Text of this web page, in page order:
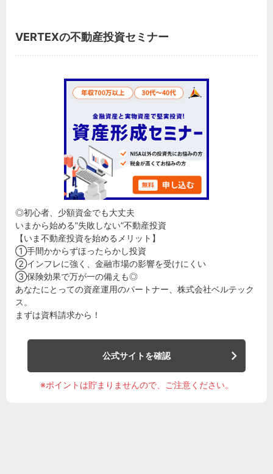
VERTEXの不動産投資セミナー
◎初心者、少額資金でも大丈夫
いまから始める”失敗しない”不動産投資
【いま不動産投資を始めるメリット】
①手間かからずほったらかし投資
②インフレに強く、金融市場の影響を受けにくい
③保険効果で万が一の備えも◎
あなたにとっての資産運用のパートナー、株式会社ベルテック
ス。
まずは資料請求から！
公式サイトを確認
※ポイントは貯まりませんので、ご注意ください。